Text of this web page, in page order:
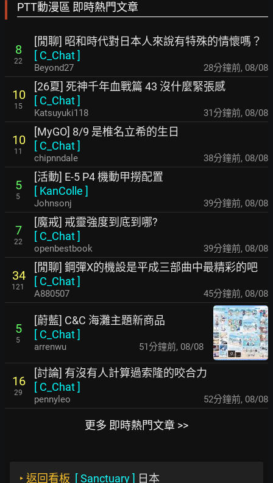
PTT動漫區 即時熱門文章
8
22
[閒聊] 昭和時代對日本人來說有特殊的情懷嗎？
[ C_Chat]
Beyond27 28分鐘前, 08/08
10
15
[26夏] 死神千年血戰篇 43 沒什麼緊張感
[ C_Chat]
Katsuyuki118 31分鐘前, 08/08
10
11
[MyGO] 8/9 是椎名立希的生日
[ C_Chat]
chipnndale 38分鐘前, 08/08
5
5
[活動] E-5 P4 機動甲撈配置
[ KanColle ]
Johnsonj 39分鐘前, 08/08
7
22
[魔戒] 戒靈強度到底到哪?
[ C_Chat]
openbestbook 39分鐘前, 08/08
34
121
[閒聊] 鋼彈X的機設是平成三部曲中最精彩的吧
[ C_Chat]
A880507 45分鐘前, 08/08
5
5
[蔚藍] C&C 海灘主題新商品
[ C_Chat]
arrenwu 51分鐘前, 08/08
16
29
[討論] 有沒有人計算過索隆的咬合力
[ C_Chat]
pennyleo 52分鐘前, 08/08
更多 即時熱門文章 >>
‣ 返回看板 [Sanctuary] 日本